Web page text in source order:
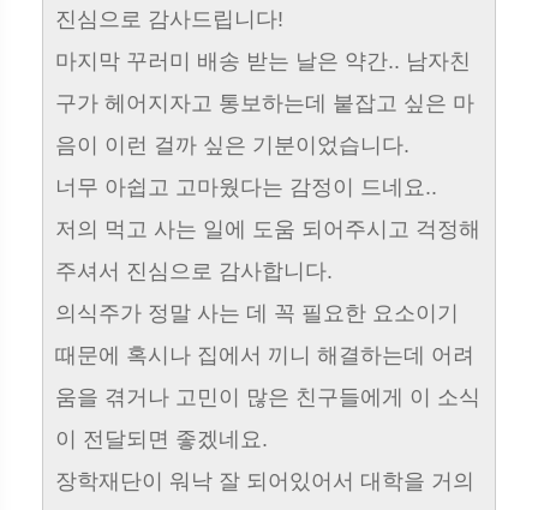
진심으로 감사드립니다!
마지막 꾸러미 배송 받는 날은 약간.. 남자친
구가 헤어지자고 통보하는데 붙잡고 싶은 마
음이 이런 걸까 싶은 기분이었습니다.
너무 아쉽고 고마웠다는 감정이 드네요..
저의 먹고 사는 일에 도움 되어주시고 걱정해
주셔서 진심으로 감사합니다.
의식주가 정말 사는 데 꼭 필요한 요소이기
때문에 혹시나 집에서 끼니 해결하는데 어려
움을 겪거나 고민이 많은 친구들에게 이 소식
이 전달되면 좋겠네요.
장학재단이 워낙 잘 되어있어서 대학을 거의